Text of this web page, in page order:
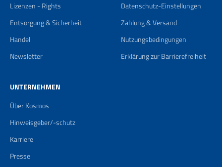
Lizenzen - Rights
Entsorgung & Sicherheit
Handel
Newsletter
Datenschutz-Einstellungen
Zahlung & Versand
Nutzungsbedingungen
Erklärung zur Barrierefreiheit
UNTERNEHMEN
Über Kosmos
Hinweisgeber/-schutz
Karriere
Presse